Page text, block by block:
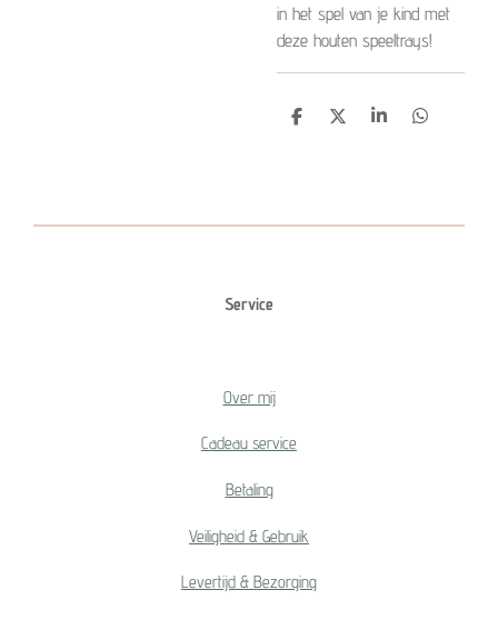
in het spel van je kind met
deze houten speeltrays!
D
D
S
D
Service
Over mij
Cadeau service
Betaling
Veiligheid & Gebruik
Levertijd & Bezorging